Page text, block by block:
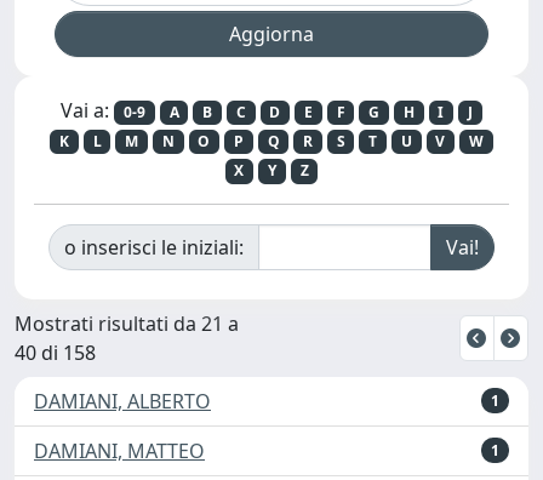
Vai a: 0-9 A B C D E F G H I
J
K
L M N O P Q R S T U V
W
X
Y Z
o inserisci le iniziali:
Mostrati risultati da 21 a
40 di 158
DAMIANI, ALBERTO
1
DAMIANI, MATTEO 1